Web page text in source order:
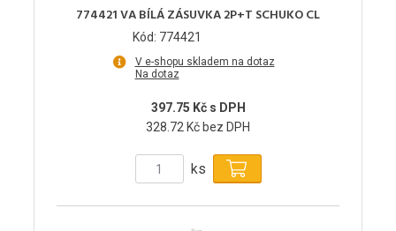
774421 VA BÍLÁ ZÁSUVKA 2P+T SCHUKO CL
Kód: 774421
V e-shopu skladem na dotaz
Na dotaz
397.75 Kč s DPH
328.72 Kč bez DPH
ks